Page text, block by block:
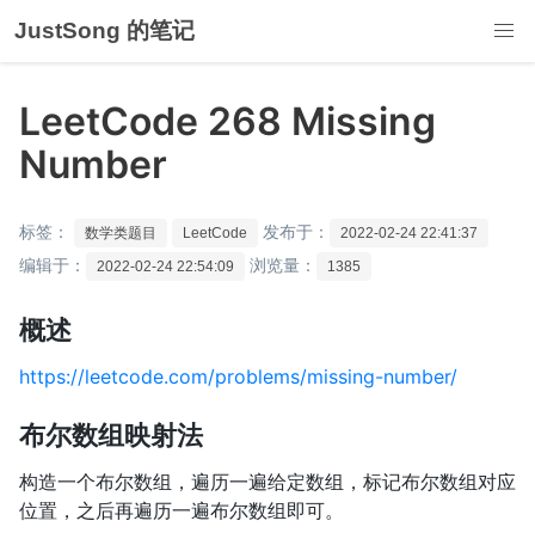
JustSong 的笔记
LeetCode 268 Missing
Number
标签： 数学类题目 LeetCode 发布于： 2022-02-24 22:41:37
编辑于： 2022-02-24 22:54:09 浏览量： 1385
概述
https://leetcode.com/problems/missing-number/
布尔数组映射法
构造一个布尔数组，遍历一遍给定数组，标记布尔数组对应
位置，之后再遍历一遍布尔数组即可。